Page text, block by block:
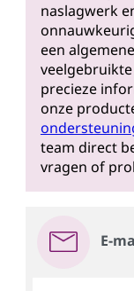
naslagwerk
een
precieze
onze
team direct
vragen of
E-